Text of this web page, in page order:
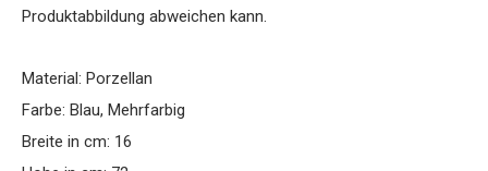
Produktabbildung abweichen kann.
Material: Porzellan
Farbe: Blau, Mehrfarbig
Breite in cm: 16